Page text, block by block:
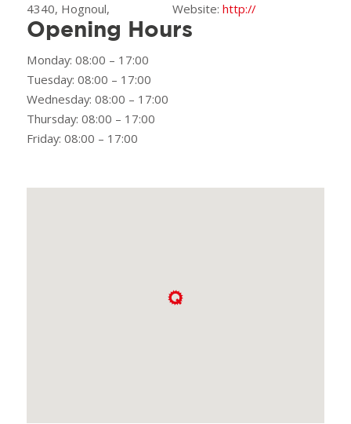
4340, Hognoul,
Website:http://
Opening Hours
Monday: 08:00 – 17:00
Tuesday: 08:00 – 17:00
Wednesday: 08:00 – 17:00
Thursday: 08:00 – 17:00
Friday: 08:00 – 17:00